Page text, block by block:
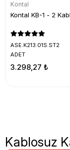
Kontal
Kontal KB-1 - 2
ASE.K213.01S.ST2
ADET
3.298,27 ₺
Kablosuz